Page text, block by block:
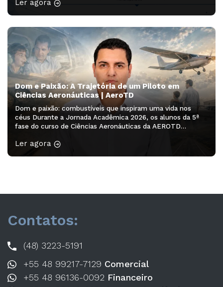
que ajudam a pensar os próximos caminhos da aviação. O
Ler agora
Dom e Paixão: A Trajetória de um Piloto em
Ciências Aeronáuticas | AeroTD
Dom e paixão: combustíveis que inspiram uma vida nos
céus Durante a Jornada Acadêmica 2026, os alunos da 5ª
fase do curso de Ciências Aeronáuticas da AEROTD
edição”, ministrado pela professora Drª Franciele Rodrigues
Ler agora
Contatos:
(48) 3223-5191
+55 48 99217-7129 Comercial
+55 48 96136-0092 Financeiro